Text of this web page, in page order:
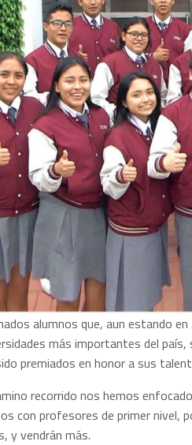
alumnos que, aun estando
más importantes del
premiados en honor a sus
recorrido nos hemos
con profesores de primer nivel,
y vendrán más.